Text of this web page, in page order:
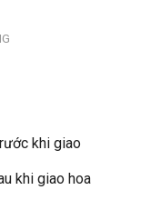
khi giao
khi giao hoa